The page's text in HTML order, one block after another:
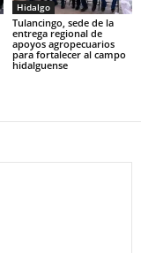
Hidalgo
Tulancingo, sede de la
entrega regional de
apoyos agropecuarios
para fortalecer al campo
hidalguense